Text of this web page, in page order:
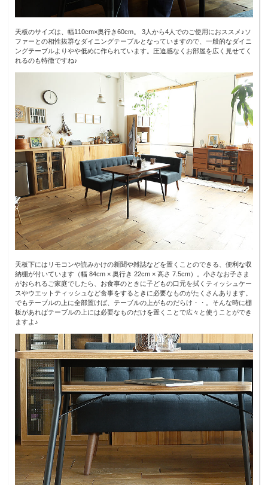
天板のサイズは、幅110cm×奥行き60cm。 3人から4人でのご使用におススメ♪ソ
ファーとの相性抜群なダイニングテーブルとなっていますので、一般的なダイニ
ングテーブルよりやや低めに作られています。圧迫感なくお部屋を広く見せてく
れるのも特徴ですね♪
天板下にはリモコンや読みかけの新聞や雑誌などを置くことのできる、便利な収
納棚が付いています（幅 84cm × 奥行き 22cm × 高さ 7.5cm）。小さなお子さま
がおられるご家庭でしたら、お食事のときに子どもの口元を拭くティッシュケー
スやウエットティッシュなど食事をするときに必要なものがたくさんあります。
でもテーブルの上に全部置けば、テーブルの上がものだらけ・・。そんな時に棚
板があればテーブルの上には必要なものだけを置くことで広々と使うことができ
ますよ♪